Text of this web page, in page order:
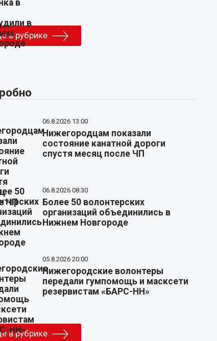
в рубрике
06.8.2026 13:00
Нижегородцам показали
состояние канатной дороги
спустя месяц после ЧП
06.8.2026 08:30
Более 50 волонтерских
организаций объединились в
Нижнем Новгороде
05.8.2026 20:00
Нижегородские волонтеры
передали гумпомощь и масксети
резервистам «БАРС-НН»
в рубрике